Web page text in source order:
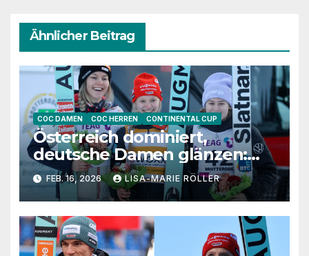
Ähnlicher Beitrag
COC DAMEN COC HERREN CONTINENTAL CUP
Österreich dominiert,
deutsche Damen glänzen:
Die Ergebnisse des
Continental- &
Intercontinental-Cup in
Oberhof
FEB. 16, 2026 LISA-MARIE RÖLLER